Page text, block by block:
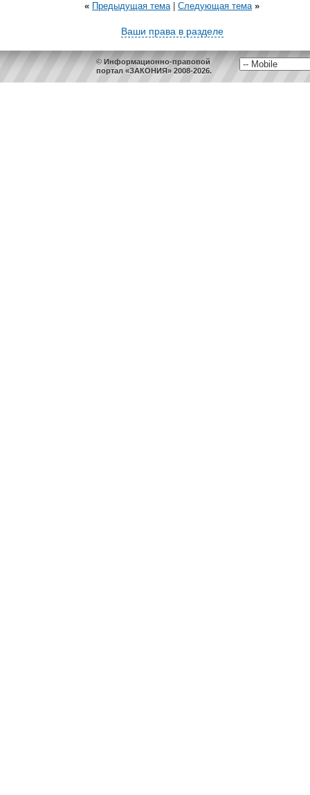
« Предыдущая тема| Следующая тема »
Ваши права в разделе
© Информационно-правовой
портал «ЗАКОНИЯ» 2008-2026.